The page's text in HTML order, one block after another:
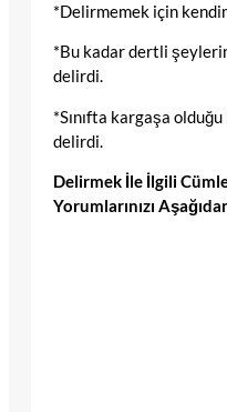
*Delirmemek için
*Bu kadar dertli
delirdi.
*Sınıfta kargaşa
delirdi.
Delirmek İle İlgili
Yorumlarınızı